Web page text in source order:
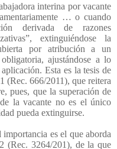
interina por vacante
… o cuando
derivada de razones
extinguiéndose la
por atribución a un
ajustándose a lo
Esta es la tesis de
(Rec. 666/2011), que reitera
pues, que la superación de
la vacante no es el único
pueda extinguirse.
es el que aborda
(Rec. 3264/201), de la que